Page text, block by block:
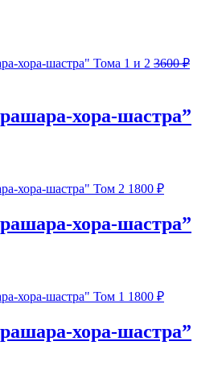
3600₽
хора-шастра”
1800 ₽
хора-шастра”
1800 ₽
хора-шастра”